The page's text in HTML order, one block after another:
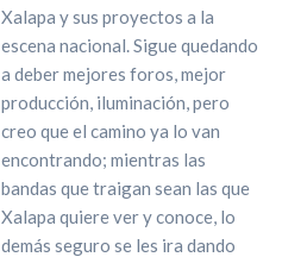
Xalapa y sus proyectos a la
escena nacional. Sigue quedando
a deber mejores foros, mejor
producción, iluminación, pero
creo que el camino ya lo van
encontrando; mientras las
bandas que traigan sean las que
Xalapa quiere ver y conoce, lo
demás seguro se les ira dando